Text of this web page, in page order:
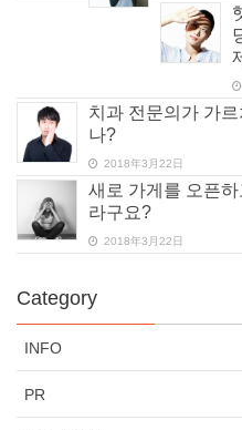
치과 전문의가 가
나?
2018年3月22日
새로 가게를 오픈하
라구요?
2018年3月22日
Category
INFO
PR